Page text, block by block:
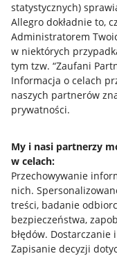
statystycznych)
Allegro dokładnie to,
Administratorem
w niektórych
tym tzw. “Zaufani
Informacja o celach
naszych partnerów
prywatności.
My i nasi partnerzy
w celach:
Przechowywanie
nich.
treści, badanie
bezpieczeństwa,
błędów. Dostarczanie
Zapisanie decyzji
Przydatne
Jak to działa
Allegro Gadane dla
Allegro Gadane dla
Mapa miejscowości
Informacje prawne